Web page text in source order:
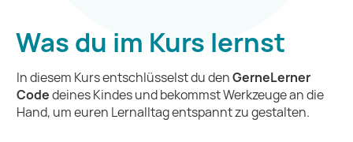
Was du im Kurs lernst
In diesem Kurs entschlüsselst du denGerneLerner
Codedeines Kindes und bekommst Werkzeuge an die
Hand, um euren Lernalltag entspannt zu gestalten.